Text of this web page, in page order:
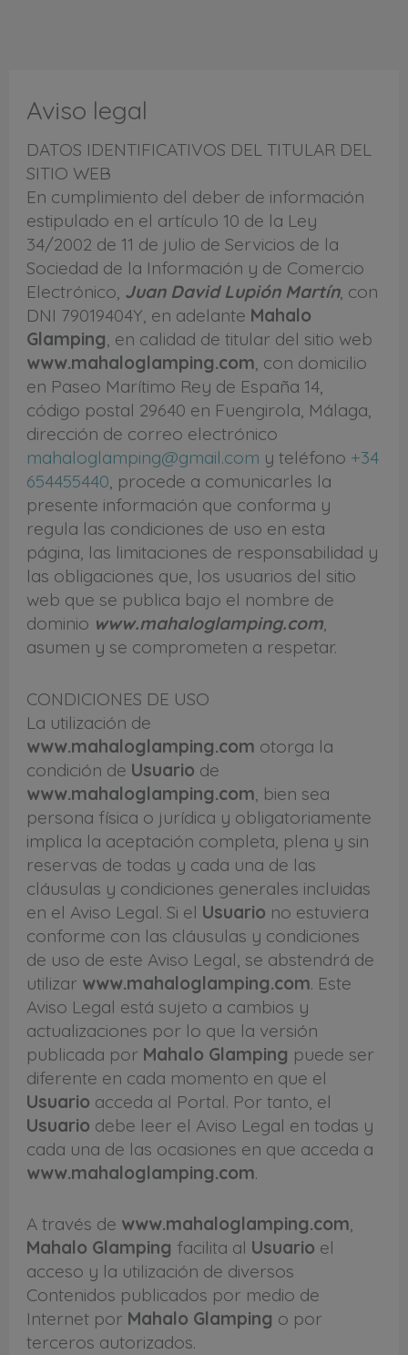
Aviso legal
DATOS IDENTIFICATIVOS DEL TITULAR DEL
SITIO WEB
En cumplimiento del deber de información
estipulado en el artículo 10 de la Ley
34/2002 de 11 de julio de Servicios de la
Sociedad de la Información y de Comercio
Electrónico, Juan David Lupión Martín, con
DNI 79019404Y, en adelante Mahalo
Glamping, en calidad de titular del sitio web
www.mahaloglamping.com, con domicilio
en Paseo Marítimo Rey de España 14,
código postal 29640 en Fuengirola, Málaga,
dirección de correo electrónico
mahaloglamping@gmail.com y teléfono +34
654455440, procede a comunicarles la
presente información que conforma y
regula las condiciones de uso en esta
página, las limitaciones de responsabilidad y
las obligaciones que, los usuarios del sitio
web que se publica bajo el nombre de
dominio www.mahaloglamping.com,
asumen y se comprometen a respetar.
CONDICIONES DE USO
La utilización de
www.mahaloglamping.com otorga la
condición de Usuario de
www.mahaloglamping.com , bien sea
persona física o jurídica y obligatoriamente
implica la aceptación completa, plena y sin
reservas de todas y cada una de las
cláusulas y condiciones generales incluidas
en el Aviso Legal. Si el Usuario no estuviera
conforme con las cláusulas y condiciones
de uso de este Aviso Legal, se abstendrá de
utilizar www.mahaloglamping.com. Este
Aviso Legal está sujeto a cambios y
actualizaciones por lo que la versión
publicada por Mahalo Glamping puede ser
diferente en cada momento en que el
Usuario acceda al Portal. Por tanto, el
Usuario debe leer el Aviso Legal en todas y
cada una de las ocasiones en que acceda a
www.mahaloglamping.com.
A través de www.mahaloglamping.com,
Mahalo Glamping facilita al Usuario el
acceso y la utilización de diversos
Contenidos publicados por medio de
Internet por Mahalo Glamping o por
terceros autorizados.